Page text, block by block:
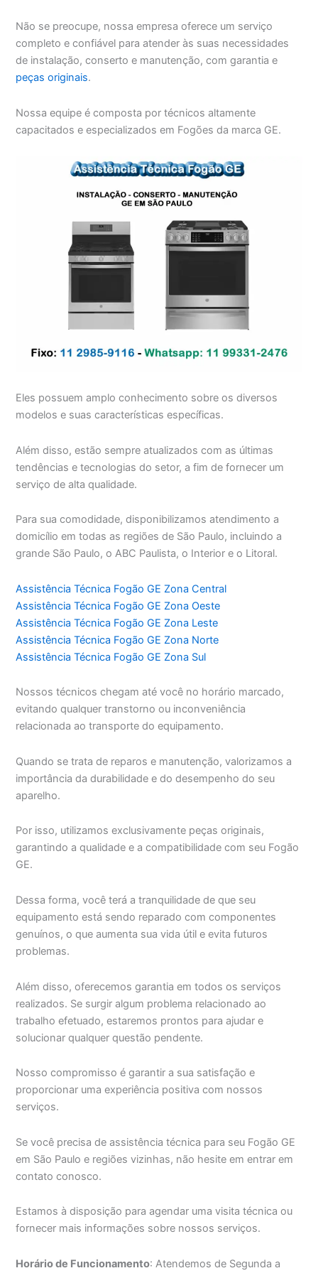
Não se preocupe, nossa empresa oferece um serviço
completo e confiável para atender às suas necessidades
de instalação, conserto e manutenção, com garantia e
peças originais.
Nossa equipe é composta por técnicos altamente
capacitados e especializados em Fogões da marca GE.
Eles possuem amplo conhecimento sobre os diversos
modelos e suas características específicas.
Além disso, estão sempre atualizados com as últimas
tendências e tecnologias do setor, a fim de fornecer um
serviço de alta qualidade.
Para sua comodidade, disponibilizamos atendimento a
domicílio em todas as regiões de São Paulo, incluindo a
grande São Paulo, o ABC Paulista, o Interior e o Litoral.
Assistência Técnica Fogão GE Zona Central
Assistência Técnica Fogão GE Zona Oeste
Assistência Técnica Fogão GE Zona Leste
Assistência Técnica Fogão GE Zona Norte
Assistência Técnica Fogão GE Zona Sul
Nossos técnicos chegam até você no horário marcado,
evitando qualquer transtorno ou inconveniência
relacionada ao transporte do equipamento.
Quando se trata de reparos e manutenção, valorizamos a
importância da durabilidade e do desempenho do seu
aparelho.
Por isso, utilizamos exclusivamente peças originais,
garantindo a qualidade e a compatibilidade com seu Fogão
GE.
Dessa forma, você terá a tranquilidade de que seu
equipamento está sendo reparado com componentes
genuínos, o que aumenta sua vida útil e evita futuros
problemas.
Além disso, oferecemos garantia em todos os serviços
realizados. Se surgir algum problema relacionado ao
trabalho efetuado, estaremos prontos para ajudar e
solucionar qualquer questão pendente.
Nosso compromisso é garantir a sua satisfação e
proporcionar uma experiência positiva com nossos
serviços.
Se você precisa de assistência técnica para seu Fogão GE
em São Paulo e regiões vizinhas, não hesite em entrar em
contato conosco.
Estamos à disposição para agendar uma visita técnica ou
fornecer mais informações sobre nossos serviços.
Horário de Funcionamento: Atendemos de Segunda a